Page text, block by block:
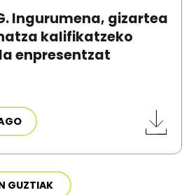
Ingurumena, gizartea
kalifikatzeko
enpresentzat
GUZTIAK